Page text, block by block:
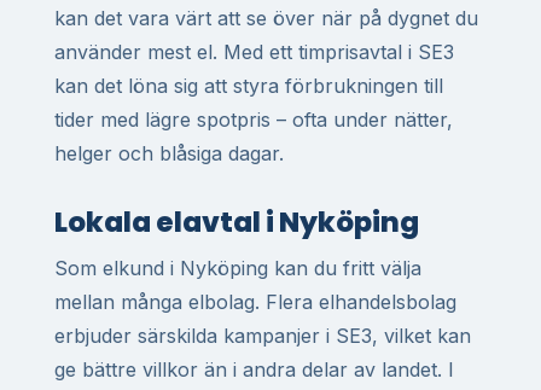
kan det vara värt att se över när på dygnet du
använder mest el. Med ett timprisavtal i SE3
kan det löna sig att styra förbrukningen till
tider med lägre spotpris – ofta under nätter,
helger och blåsiga dagar.
Lokala elavtal i Nyköping
Som elkund i Nyköping kan du fritt välja
mellan många elbolag. Flera elhandelsbolag
erbjuder särskilda kampanjer i SE3, vilket kan
ge bättre villkor än i andra delar av landet. I